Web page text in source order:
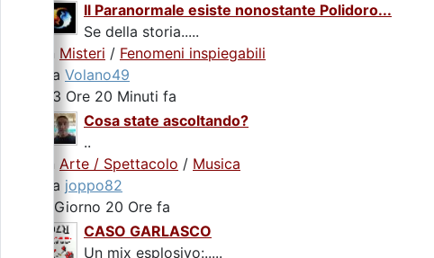
Il Paranormale esiste nonostante Polidoro...
Se della storia.....
Misteri / Fenomeni inspiegabili
da Volano49
23 Ore 20 Minuti fa
Cosa state ascoltando?
..
Arte / Spettacolo / Musica
da joppo82
1 Giorno 20 Ore fa
CASO GARLASCO
Un mix esplosivo:.....